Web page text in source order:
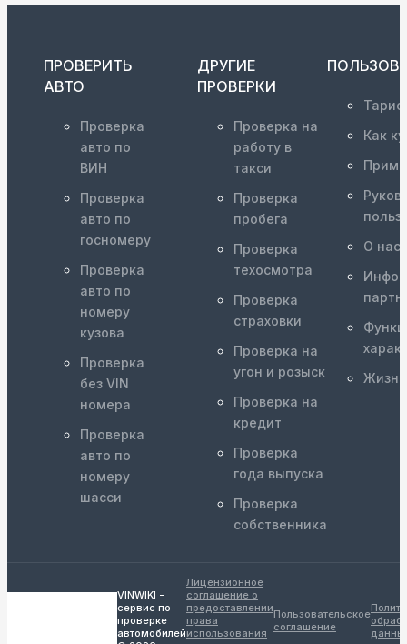
ПРОВЕРИТЬ
АВТО
Проверка
авто по
ВИН
Проверка
авто по
госномеру
Проверка
авто по
номеру
кузова
Проверка
без VIN
номера
Проверка
авто по
номеру
шасси
ДРУГИЕ
ПРОВЕРКИ
Проверка на
работу в
такси
Проверка
пробега
Проверка
техосмотра
Проверка
страховки
Проверка на
угон и розыск
Проверка на
кредит
Проверка
года выпуска
Проверка
собственника
Как
О нас
VINWIKI -
сервис по
проверке
автомобилей
Лицензионное
соглашение о
предоставлении
права
использования
Пользовательское
соглашение